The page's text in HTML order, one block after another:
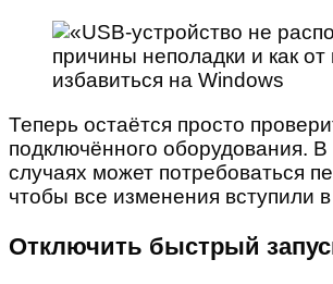
Теперь остаётся просто
подключённого оборудования.
случаях может потребоваться
чтобы все изменения вступили в
Отключить быстрый